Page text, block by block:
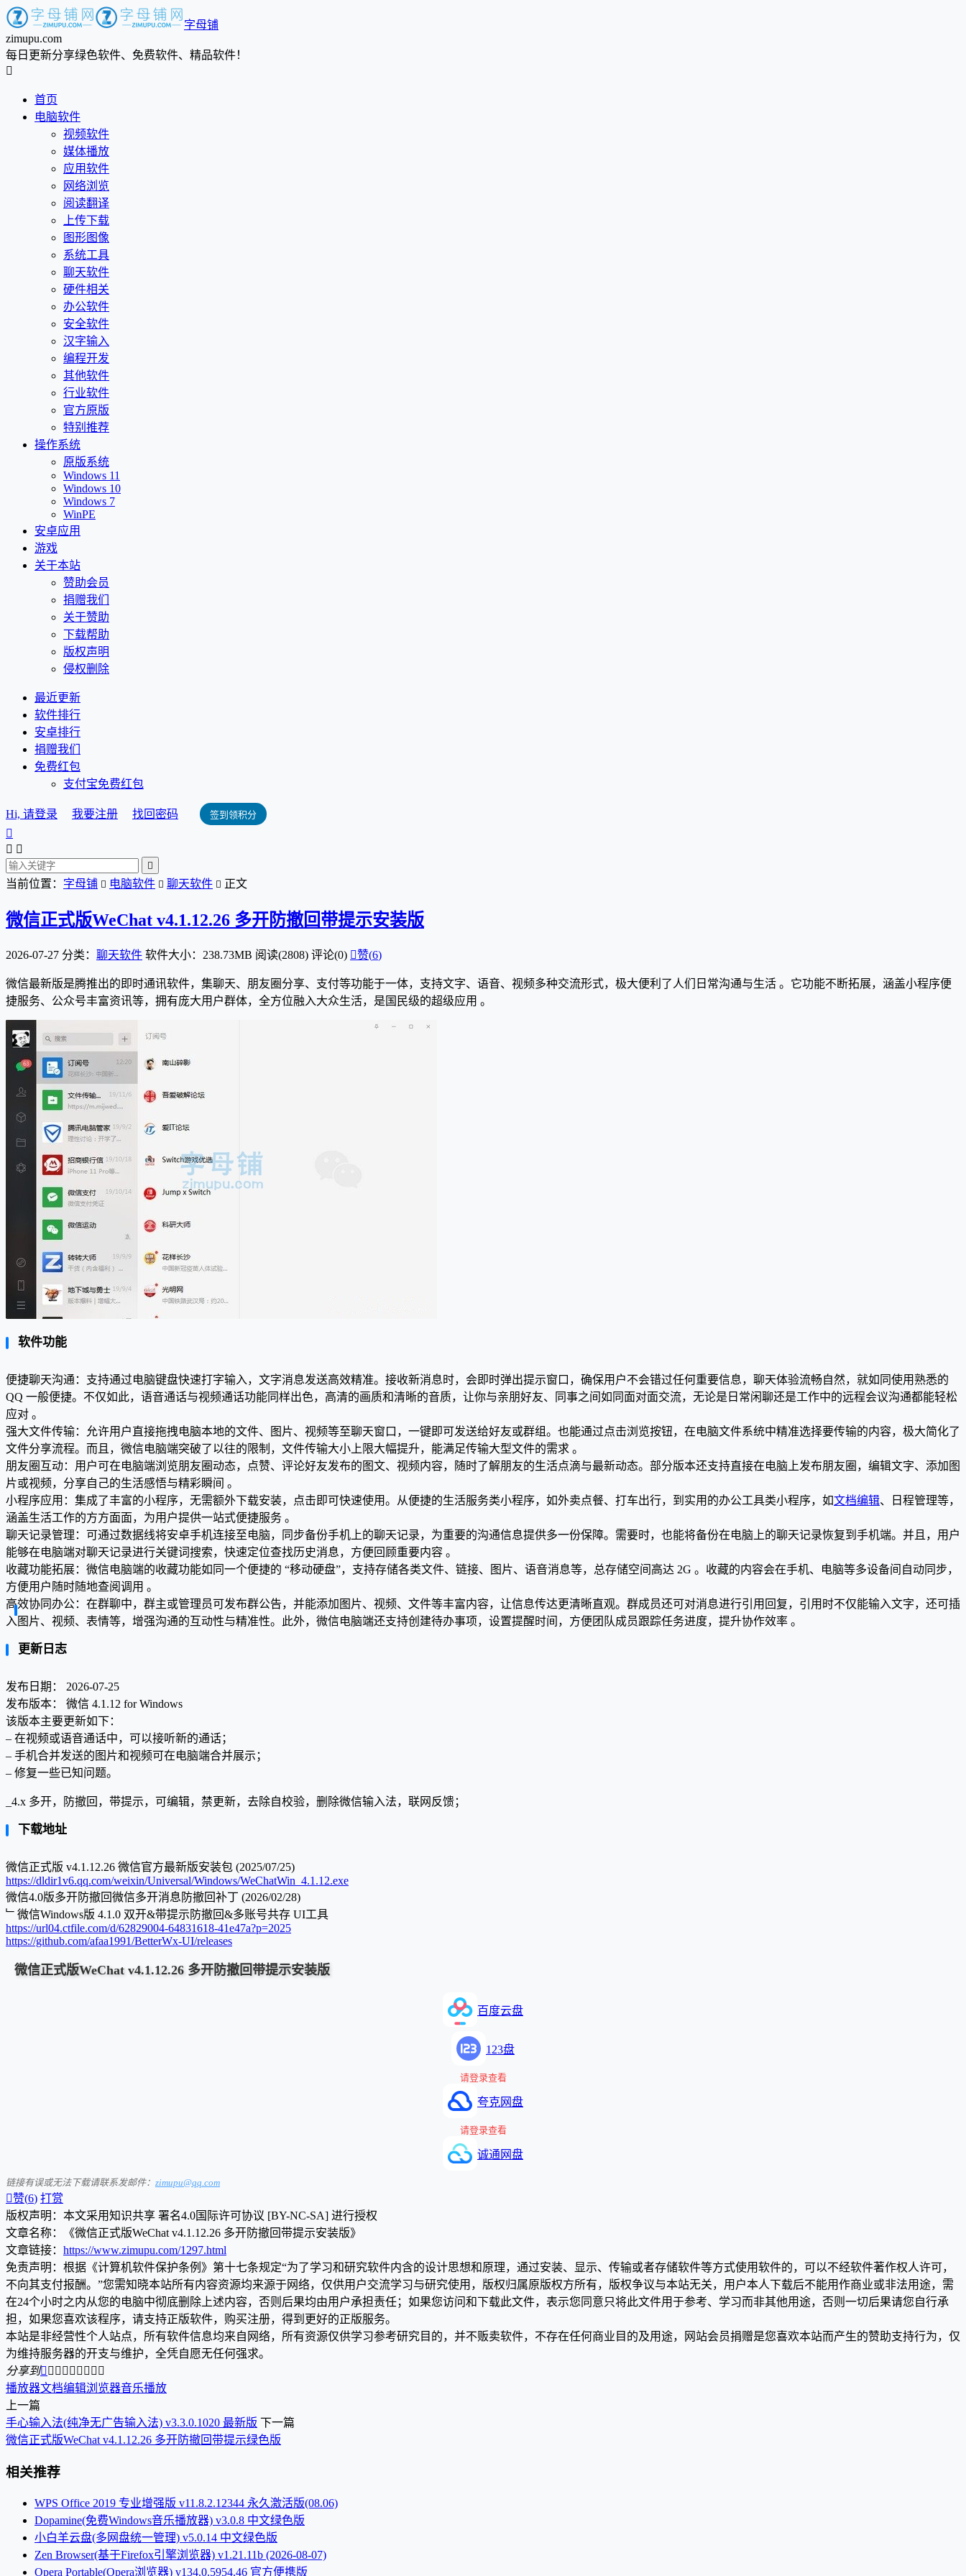
字母铺
zimupu.com
每日更新分享绿色软件、免费软件、精品软件！

首页
电脑软件
视频软件
媒体播放
应用软件
网络浏览
阅读翻译
上传下载
图形图像
系统工具
聊天软件
硬件相关
办公软件
安全软件
汉字输入
编程开发
其他软件
行业软件
官方原版
特别推荐
操作系统
原版系统
Windows 11
Windows 10
Windows 7
WinPE
安卓应用
游戏
关于本站
赞助会员
捐赠我们
关于赞助
下载帮助
版权声明
侵权删除
最近更新
软件排行
安卓排行
捐赠我们
免费红包
支付宝免费红包
Hi, 请登录 我要注册 找回密码 签到领积分

 

当前位置： 字母铺  电脑软件  聊天软件  正文
微信正式版WeChat v4.1.12.26 多开防撤回带提示安装版
2026-07-27 分类： 聊天软件 软件大小：238.73MB 阅读(2808) 评论(0) 赞(6)
微信最新版是腾推出的即时通讯软件，集聊天、朋友圈分享、支付等功能于一体，支持文字、语音、视频多种交流形式，极大便利了人们日常沟通与生活 。它功能不断拓展，涵盖小程序便
捷服务、公众号丰富资讯等，拥有庞大用户群体，全方位融入大众生活，是国民级的超级应用 。
软件功能
便捷聊天沟通：支持通过电脑键盘快速打字输入，文字消息发送高效精准。接收新消息时，会即时弹出提示窗口，确保用户不会错过任何重要信息，聊天体验流畅自然，就如同使用熟悉的
QQ 一般便捷。不仅如此，语音通话与视频通话功能同样出色，高清的画质和清晰的音质，让你与亲朋好友、同事之间如同面对面交流，无论是日常闲聊还是工作中的远程会议沟通都能轻松
应对 。
强大文件传输：允许用户直接拖拽电脑本地的文件、图片、视频等至聊天窗口，一键即可发送给好友或群组。也能通过点击浏览按钮，在电脑文件系统中精准选择要传输的内容，极大简化了
文件分享流程。而且，微信电脑端突破了以往的限制，文件传输大小上限大幅提升，能满足传输大型文件的需求 。
朋友圈互动：用户可在电脑端浏览朋友圈动态，点赞、评论好友发布的图文、视频内容，随时了解朋友的生活点滴与最新动态。部分版本还支持直接在电脑上发布朋友圈，编辑文字、添加图
片或视频，分享自己的生活感悟与精彩瞬间 。
小程序应用：集成了丰富的小程序，无需额外下载安装，点击即可快速使用。从便捷的生活服务类小程序，如外卖点餐、打车出行，到实用的办公工具类小程序，如文档编辑、日程管理等，
涵盖生活工作的方方面面，为用户提供一站式便捷服务 。
聊天记录管理：可通过数据线将安卓手机连接至电脑，同步备份手机上的聊天记录，为重要的沟通信息提供多一份保障。需要时，也能将备份在电脑上的聊天记录恢复到手机端。并且，用户
能够在电脑端对聊天记录进行关键词搜索，快速定位查找历史消息，方便回顾重要内容 。
收藏功能拓展：微信电脑端的收藏功能如同一个便捷的 “移动硬盘”，支持存储各类文件、链接、图片、语音消息等，总存储空间高达 2G 。收藏的内容会在手机、电脑等多设备间自动同步，
方便用户随时随地查阅调用 。
高效协同办公：在群聊中，群主或管理员可发布群公告，并能添加图片、视频、文件等丰富内容，让信息传达更清晰直观。群成员还可对消息进行引用回复，引用时不仅能输入文字，还可插
入图片、视频、表情等，增强沟通的互动性与精准性。此外，微信电脑端还支持创建待办事项，设置提醒时间，方便团队成员跟踪任务进度，提升协作效率 。
更新日志
发布日期： 2026-07-25
发布版本： 微信 4.1.12 for Windows
该版本主要更新如下：
– 在视频或语音通话中，可以接听新的通话；
– 手机合并发送的图片和视频可在电脑端合并展示；
– 修复一些已知问题。
_4.x 多开，防撤回，带提示，可编辑，禁更新，去除自校验，删除微信输入法，联网反馈；
下载地址
微信正式版 v4.1.12.26 微信官方最新版安装包 (2025/07/25)
https://dldir1v6.qq.com/weixin/Universal/Windows/WeChatWin_4.1.12.exe
微信4.0版多开防撤回微信多开消息防撤回补丁 (2026/02/28)
﹂微信Windows版 4.1.0 双开&带提示防撤回&多账号共存 UI工具
https://url04.ctfile.com/d/62829004-64831618-41e47a?p=2025
https://github.com/afaa1991/BetterWx-UI/releases
微信正式版WeChat v4.1.12.26 多开防撤回带提示安装版
百度云盘
123盘
请登录查看
夸克网盘
请登录查看
诚通网盘
链接有误或无法下载请联系发邮件： zimupu@qq.com
赞(6) 打赏
版权声明：本文采用知识共享 署名4.0国际许可协议 [BY-NC-SA] 进行授权
文章名称：《微信正式版WeChat v4.1.12.26 多开防撤回带提示安装版》
文章链接： https://www.zimupu.com/1297.html
免责声明：根据《计算机软件保护条例》第十七条规定“为了学习和研究软件内含的设计思想和原理，通过安装、显示、传输或者存储软件等方式使用软件的，可以不经软件著作权人许可，
不向其支付报酬。”您需知晓本站所有内容资源均来源于网络，仅供用户交流学习与研究使用，版权归属原版权方所有，版权争议与本站无关，用户本人下载后不能用作商业或非法用途，需
在24个小时之内从您的电脑中彻底删除上述内容，否则后果均由用户承担责任；如果您访问和下载此文件，表示您同意只将此文件用于参考、学习而非其他用途，否则一切后果请您自行承
担，如果您喜欢该程序，请支持正版软件，购买注册，得到更好的正版服务。
本站是非经营性个人站点，所有软件信息均来自网络，所有资源仅供学习参考研究目的，并不贩卖软件，不存在任何商业目的及用途，网站会员捐赠是您喜欢本站而产生的赞助支持行为，仅
为维持服务器的开支与维护，全凭自愿无任何强求。
分享到        
播放器文档编辑浏览器音乐播放
上一篇
手心输入法(纯净无广告输入法) v3.3.0.1020 最新版 下一篇
微信正式版WeChat v4.1.12.26 多开防撤回带提示绿色版
相关推荐
WPS Office 2019 专业增强版 v11.8.2.12344 永久激活版(08.06)
Dopamine(免费Windows音乐播放器) v3.0.8 中文绿色版
小白羊云盘(多网盘统一管理) v5.0.14 中文绿色版
Zen Browser(基于Firefox引擎浏览器) v1.21.11b (2026-08-07)
Opera Portable(Opera浏览器) v134.0.5954.46 官方便携版